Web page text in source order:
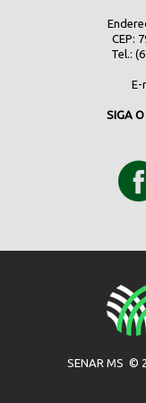
CEP:
Tel.:
E-
SIGA O
SENAR MS ©